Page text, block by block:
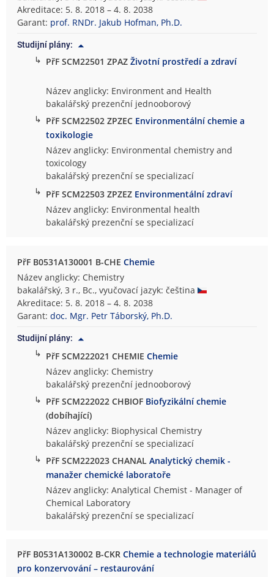
Akreditace: 5. 8. 2018 – 4. 8. 2038
Garant: prof. RNDr. Jakub Hofman, Ph.D.
Studijní plány:
↳ PřF SCM22501 ZPAZŽivotní prostředí a zdraví
Název anglicky: Environment and Health
bakalářský prezenční jednooborový
↳ PřF SCM22502 ZPZEC Environmentální chemie a
toxikologie
Název anglicky: Environmental chemistry and
toxicology
bakalářský prezenční se specializací
↳ PřF SCM22503 ZPZEZ Environmentální zdraví
Název anglicky: Environmental health
bakalářský prezenční se specializací
PřF B0531A130001 B-CHEChemie
Název anglicky: Chemistry
bakalářský, 3 r., Bc., vyučovací jazyk: čeština
Akreditace: 5. 8. 2018 – 4. 8. 2038
Garant:doc. Mgr. Petr Táborský, Ph.D.
Studijní plány:
↳ PřF SCM222021 CHEMIEChemie
Název anglicky: Chemistry
bakalářský prezenční jednooborový
↳ PřF SCM222022 CHBIOF Biofyzikální chemie
(dobíhající)
Název anglicky: Biophysical Chemistry
bakalářský prezenční se specializací
↳ PřF SCM222023 CHANALAnalytický chemik -
manažer chemické laboratoře
Název anglicky: Analytical Chemist - Manager of
Chemical Laboratory
bakalářský prezenční se specializací
PřF B0531A130002 B-CKRChemie a technologie materiálů
pro konzervování – restaurování